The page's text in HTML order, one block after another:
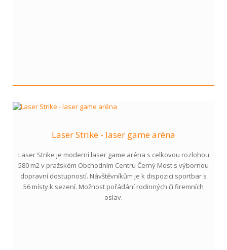
Laser Strike - laser game aréna
Laser Strike je moderní laser game aréna s celkovou rozlohou
580 m2 v pražském Obchodním Centru Černý Most s výbornou
dopravní dostupností. Návštěvníkům je k dispozici sportbar s
56 místy k sezení. Možnost pořádání rodinných či firemních
oslav.